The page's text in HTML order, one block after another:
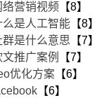
络营销视频 【8】
么是人工智能 【8】
群是什么意思 【7】
文推广案例
【7】
优化方案 【6】
【6】